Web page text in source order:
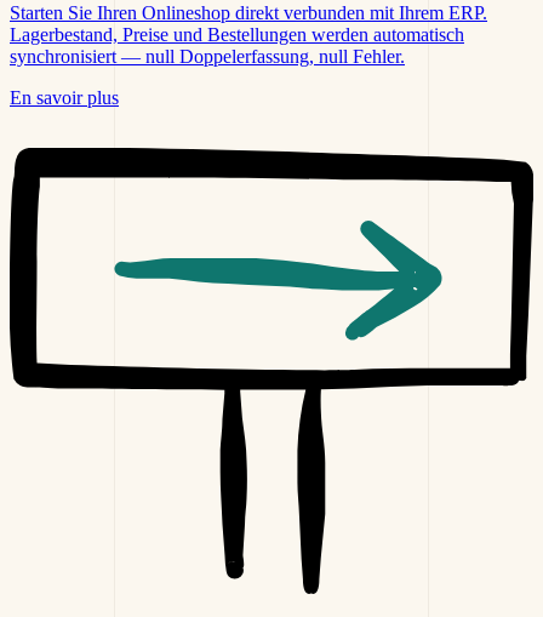
Starten Sie Ihren Onlineshop direkt verbunden mit Ihrem ERP.
Lagerbestand, Preise und Bestellungen werden automatisch
synchronisiert — null Doppelerfassung, null Fehler.
En savoir plus